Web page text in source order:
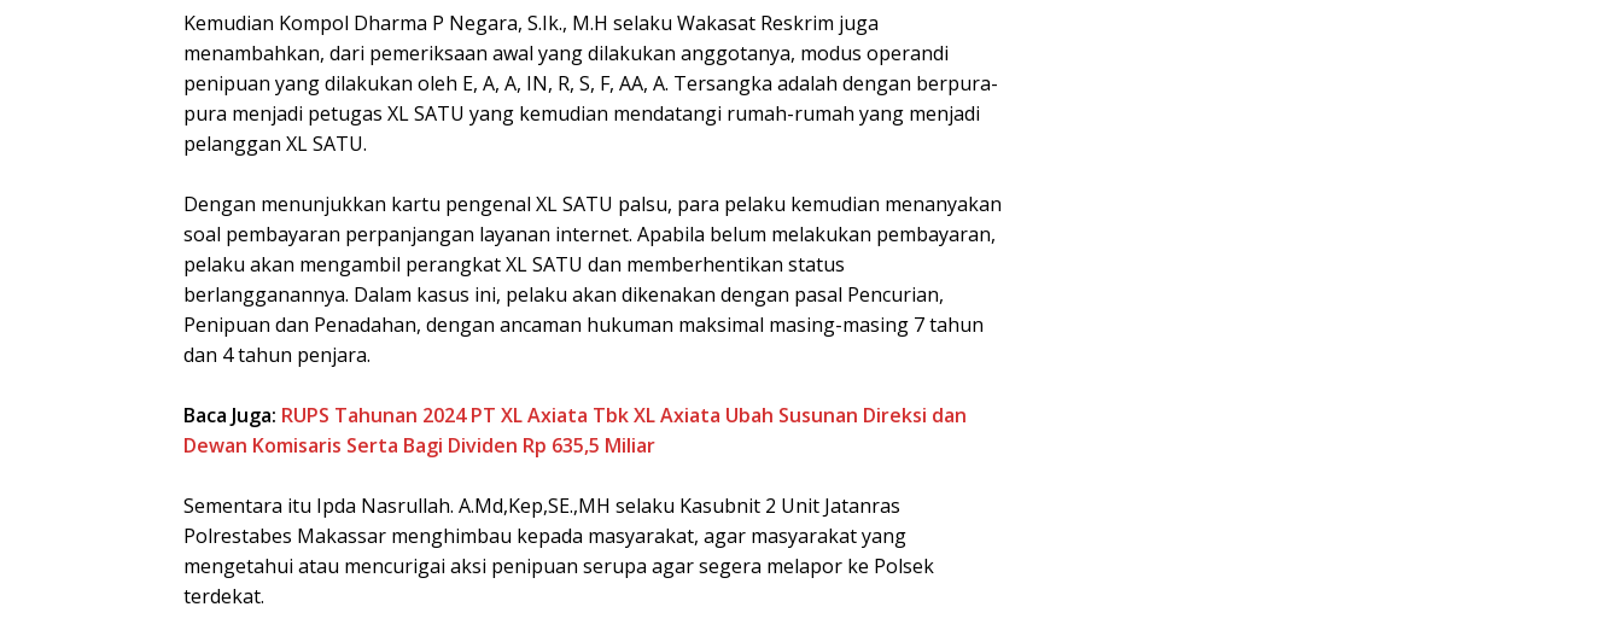
Kemudian Kompol Dharma P Negara, S.Ik., M.H selaku Wakasat Reskrim juga
menambahkan, dari pemeriksaan awal yang dilakukan anggotanya, modus operandi
penipuan yang dilakukan oleh E, A, A, IN, R, S, F, AA, A. Tersangka adalah dengan berpura-
pura menjadi petugas XL SATU yang kemudian mendatangi rumah-rumah yang menjadi
pelanggan XL SATU.
Dengan menunjukkan kartu pengenal XL SATU palsu, para pelaku kemudian menanyakan
soal pembayaran perpanjangan layanan internet. Apabila belum melakukan pembayaran,
pelaku akan mengambil perangkat XL SATU dan memberhentikan status
berlangganannya. Dalam kasus ini, pelaku akan dikenakan dengan pasal Pencurian,
Penipuan dan Penadahan, dengan ancaman hukuman maksimal masing-masing 7 tahun
dan 4 tahun penjara.
Baca Juga: RUPS Tahunan 2024 PT XL Axiata Tbk XL Axiata Ubah Susunan Direksi dan
Dewan Komisaris Serta Bagi Dividen Rp 635,5 Miliar
Sementara itu Ipda Nasrullah. A.Md,Kep,SE.,MH selaku Kasubnit 2 Unit Jatanras
Polrestabes Makassar menghimbau kepada masyarakat, agar masyarakat yang
mengetahui atau mencurigai aksi penipuan serupa agar segera melapor ke Polsek
terdekat.